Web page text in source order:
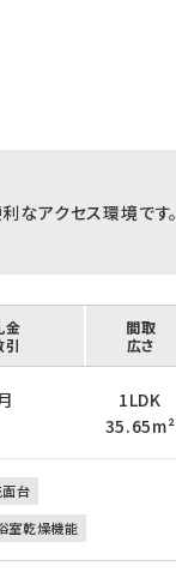
なアクセス環境です。
金
間取
広さ
1LDK
35.65m²
台
室乾燥機能